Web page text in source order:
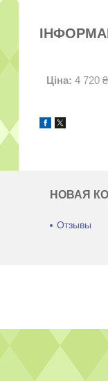
Ціна: 4 720 ₴
НОВАЯ
Отзывы